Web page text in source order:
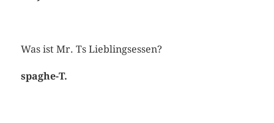
Was ist Mr. Ts Lieblingsessen?
spaghe-T.